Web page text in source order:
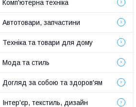
Комп'ютерна техніка
Автотовари, запчастини
Техніка та товари для дому
Мода та стиль
Догляд за собою та здоров'ям
Інтер'єр, текстиль, дизайн